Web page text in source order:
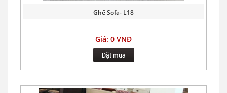
Ghế Sofa- L18
Giá: 0 VNĐ
Đặt mua